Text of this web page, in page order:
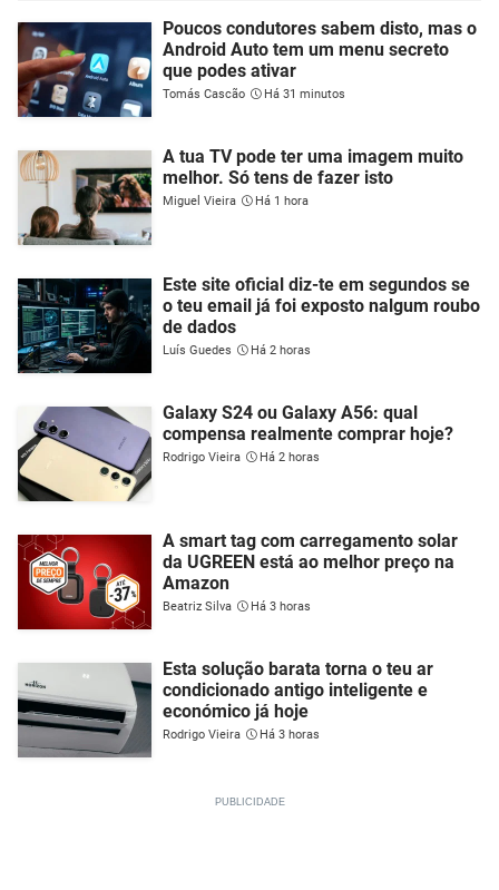
Poucos condutores sabem disto, mas o
Android Auto tem um menu secreto
que podes ativar
Tomás Cascão Há 31 minutos
A tua TV pode ter uma imagem muito
melhor. Só tens de fazer isto
Miguel Vieira Há 1 hora
Este site oficial diz-te em segundos se
o teu email já foi exposto nalgum roubo
de dados
Luís Guedes Há 2 horas
Galaxy S24 ou Galaxy A56: qual
compensa realmente comprar hoje?
Rodrigo Vieira Há 2 horas
A smart tag com carregamento solar
da UGREEN está ao melhor preço na
Amazon
Beatriz Silva Há 3 horas
Esta solução barata torna o teu ar
condicionado antigo inteligente e
económico já hoje
Rodrigo Vieira Há 3 horas